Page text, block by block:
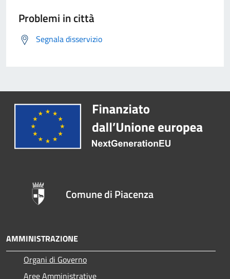
Problemi in città
Segnala disservizio
Comune di Piacenza
AMMINISTRAZIONE
Organi di Governo
Aree Amministrative